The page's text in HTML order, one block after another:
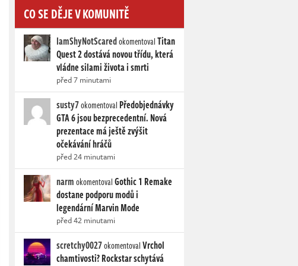
CO SE DĚJE V KOMUNITĚ
IamShyNotScaredokomentovalTitan
Quest 2 dostává novou třídu, která
vládne silami života i smrti
před 7 minutami
susty7okomentoval Předobjednávky
GTA 6 jsou bezprecedentní. Nová
prezentace má ještě zvýšit
očekávání hráčů
před 24 minutami
narmokomentovalGothic 1 Remake
dostane podporu modů i
legendární Marvin Mode
před 42 minutami
scretchy0027okomentovalVrchol
chamtivosti? Rockstar schytává